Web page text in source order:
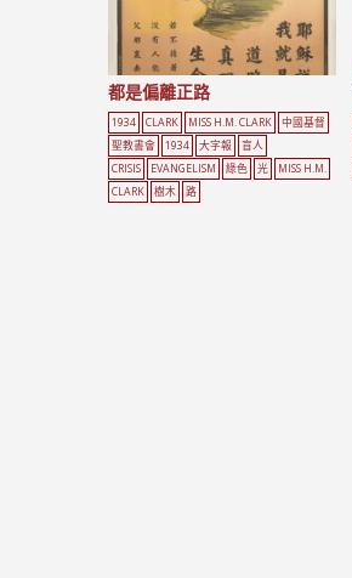
都是偏離正路
1934 CLARK MISS H.M. CLARK
中國基督
聖教書會
1934 大字報
盲人
CRISIS
EVANGELISM 綠色 光
MISS H.M.
CLARK
樹木 路